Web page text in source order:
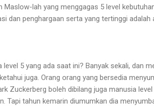
Maslow-lah yang menggagas 5 level
dan penghargaan serta yang tertinggi adalah
level 5 yang ada saat ini? Banyak sekali, dan
juga. Orang orang yang bersedia
Zuckerberg boleh dibilang juga manusia
Tapi tahun kemarin diumumkan dia